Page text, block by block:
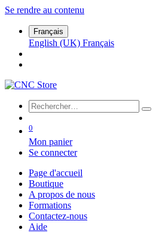
Se rendre au contenu
Français
English (UK) Français
0
Mon panier
Se connecter
Page d'accueil
Boutique
A propos de nous
Formations
Contactez-nous
Aide